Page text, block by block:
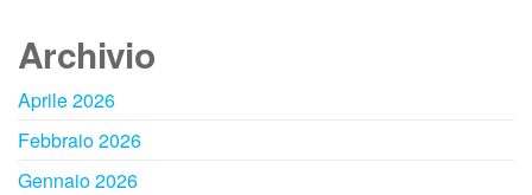
Archivio
Aprile 2026
Febbraio 2026
Gennaio 2026